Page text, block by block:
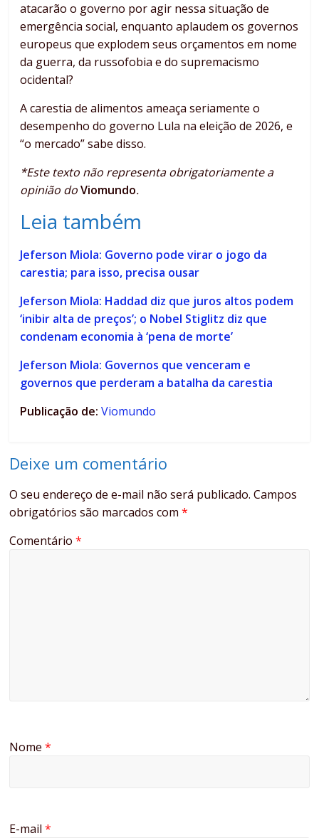
atacarão o governo por agir nessa situação de
emergência social, enquanto aplaudem os governos
europeus que explodem seus orçamentos em nome
da guerra, da russofobia e do supremacismo
ocidental?
A carestia de alimentos ameaça seriamente o
desempenho do governo Lula na eleição de 2026, e
“o mercado” sabe disso.
*Este texto não representa obrigatoriamente a
opinião doViomundo.
Leia também
Jeferson Miola: Governo pode virar o jogo da
carestia; para isso, precisa ousar
Jeferson Miola: Haddad diz que juros altos podem
‘inibir alta de preços’; o Nobel Stiglitz diz que
condenam economia à ‘pena de morte’
Jeferson Miola: Governos que venceram e
governos que perderam a batalha da carestia
Publicação de:Viomundo
Deixe um comentário
O seu endereço de e-mail não será publicado. Campos
obrigatórios são marcados com*
Comentário*
Nome*
E-mail*